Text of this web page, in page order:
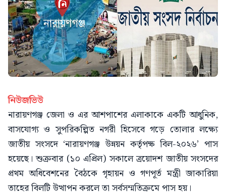
নিউজভিউ
নারায়ণগঞ্জ জেলা ও এর আশপাশের এলাকাকে একটি আধুনিক,
বাসযোগ্য ও সুপরিকল্পিত নগরী হিসেবে গড়ে তোলার লক্ষ্যে
জাতীয় সংসদে ‘নারায়ণগঞ্জ উন্নয়ন কর্তৃপক্ষ বিল-২০২৬’ পাস
হয়েছে। শুক্রবার (১০ এপ্রিল) সকালে ত্রয়োদশ জাতীয় সংসদের
প্রথম অধিবেশনের বৈঠকে গৃহায়ন ও গণপূর্ত মন্ত্রী জাকারিয়া
তাহের বিলটি উত্থাপন করলে তা সর্বসম্মতিক্রমে পাস হয়।